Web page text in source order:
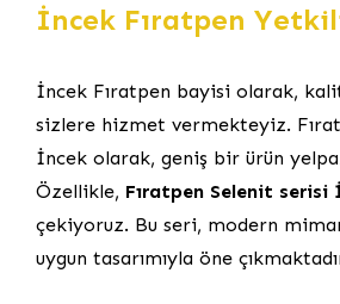
İncek Fıratpen
İncek Fıratpen bayisi olarak,
sizlere hizmet vermekteyiz.
İncek olarak, geniş bir ürün
Özellikle, Fıratpen Selenit serisi
çekiyoruz. Bu seri, modern
uygun tasarımıyla öne